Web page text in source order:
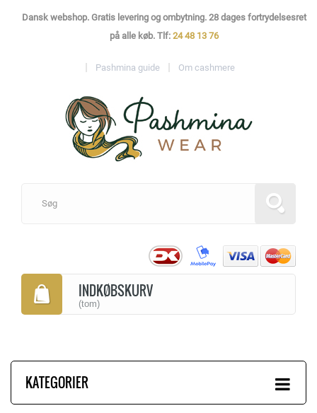
Dansk webshop. Gratis levering og ombytning. 28 dages fortrydelsesret
på alle køb. Tlf: 24 48 13 76
Pashmina guide Om cashmere
INDKØBSKURV
(tom)
KATEGORIER